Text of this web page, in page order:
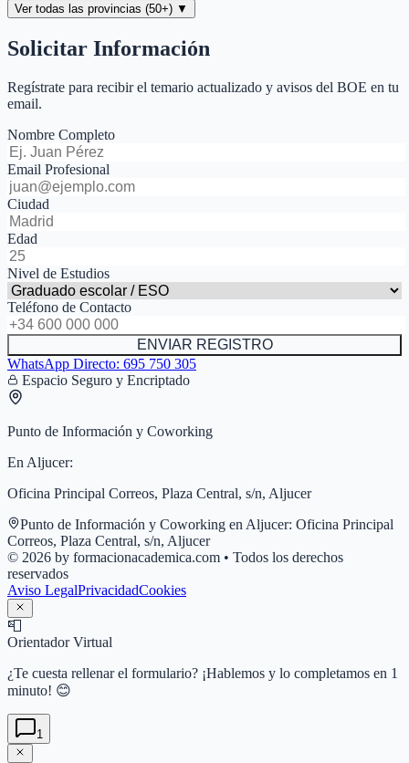
Ver todas las provincias (50+) ▼
Solicitar Información
Regístrate para recibir el temario actualizado y avisos del BOE en tu
email.
Nombre Completo
Email Profesional
Ciudad
Edad
Nivel de Estudios
Teléfono de Contacto
ENVIAR REGISTRO
WhatsApp Directo: 695 750 305
Espacio Seguro y Encriptado
Punto de Información y Coworking
En Aljucer:
Oficina Principal Correos, Plaza Central, s/n, Aljucer
Punto de Información y Coworking en Aljucer: Oficina Principal
Correos, Plaza Central, s/n, Aljucer
© 2026 by formacionacademica.com • Todos los derechos
reservados
Aviso LegalPrivacidadCookies
📮
Orientador Virtual
¿Te cuesta rellenar el formulario? ¡Hablemos y lo completamos en 1
minuto! 😊
1